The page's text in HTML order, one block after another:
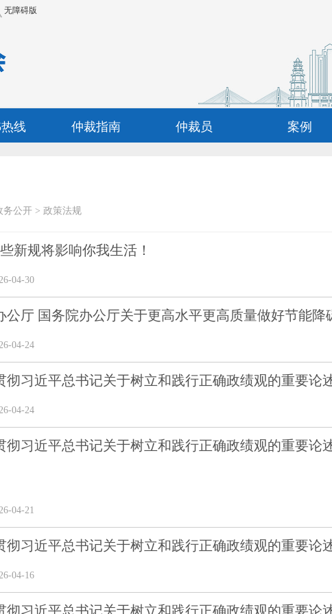
无障碍版
热线 仲裁指南 仲裁员 案例
务公开 > 政策法规
新规将影响你我生活！
04-30
公厅 国务院办公厅关于更高水平更高质量做好节能降
04-24
彻习近平总书记关于树立和践行正确政绩观的重要
04-24
彻习近平总书记关于树立和践行正确政绩观的重要
04-21
彻习近平总书记关于树立和践行正确政绩观的重要
04-16
彻习近平总书记关于树立和践行正确政绩观的重要